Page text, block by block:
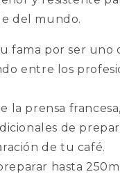
del mundo.
fama por ser uno
entre los
la prensa
de
de tu café.
hasta